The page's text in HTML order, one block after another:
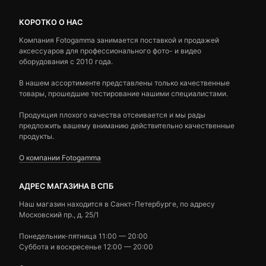
КОРОТКО О НАС
Компания Fotogamma занимается поставкой и продажей
аксессуаров для профессионального фото- и видео
оборудования с 2010 года.
В нашем ассортименте представлены только качественные
товары, прошедшие тестирование нашими специалистами.
Продукция плохого качества отсеивается и мы рады
предложить вашему вниманию действительно качественные
продукты.
О компании Fotogamma
АДРЕС МАГАЗИНА В СПБ
Наш магазин находится в Санкт-Петербурге, по адресу
Московский пр., д. 25/1
Понедельник-пятница 11:00 — 20:00
Суббота и воскресенье 12:00 — 20:00